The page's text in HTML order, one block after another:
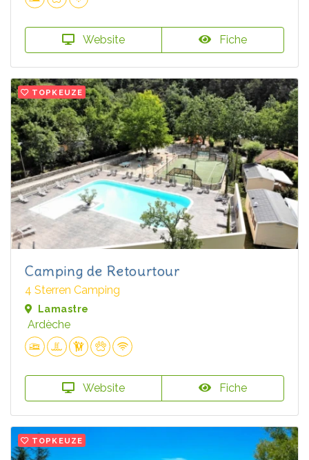
Website Fiche
TOPKEUZE
Camping de Retourtour
4 Sterren Camping
Lamastre
Ardèche
Website Fiche
TOPKEUZE